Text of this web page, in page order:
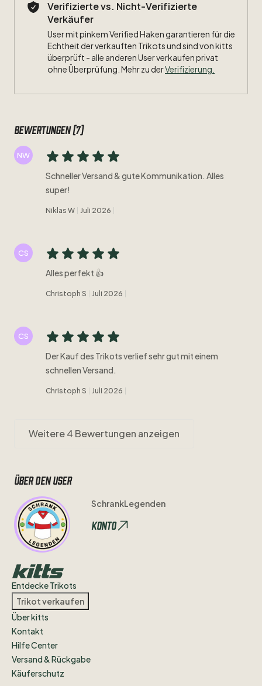
Beflockung:#7Raúl
Besonderheiten:LaLigaPatch
Verifizierte vs. Nicht-Verifizierte
Verkäufer
User mit pinkem Verified Haken garantieren für die
Echtheit der verkauften Trikots und sind von kitts
überprüft - alle anderen User verkaufen privat
ohne Überprüfung. Mehr zu derVerifizierung.
Bewertungen (7)
NW
Schneller Versand & gute Kommunikation. Alles
super!
Niklas W Juli 2026
CS
Alles perfekt 👍
Christoph S Juli 2026
CS
Der Kauf des Trikots verlief sehr gut mit einem
schnellen Versand.
Christoph S Juli 2026
Weitere 4 Bewertungen anzeigen
Über den user
SchrankLegenden
Konto
Entdecke Trikots
Trikot verkaufen
Über kitts
Kontakt
Hilfe Center
Versand & Rückgabe
Käuferschutz